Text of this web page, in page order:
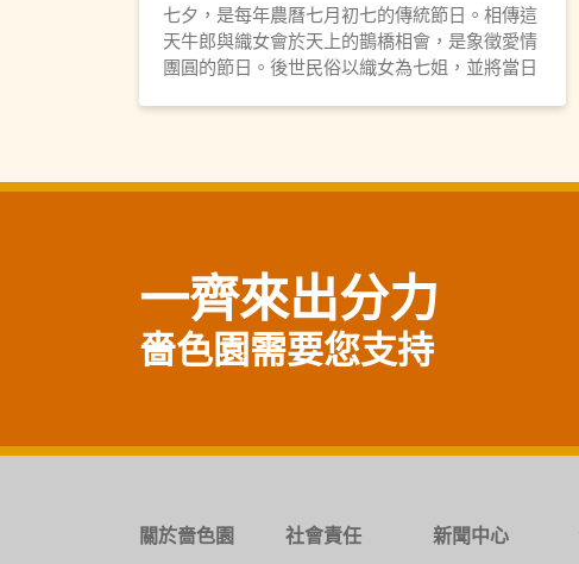
七夕，是每年農曆七月初七的傳統節日。相傳這
天牛郎與織女會於天上的鵲橋相會，是象徵愛情
團圓的節日。後世民俗以織女為七姐，並將當日
一齊來出分力
嗇色園需要您支持
關於嗇色園 社會責任 新聞中心